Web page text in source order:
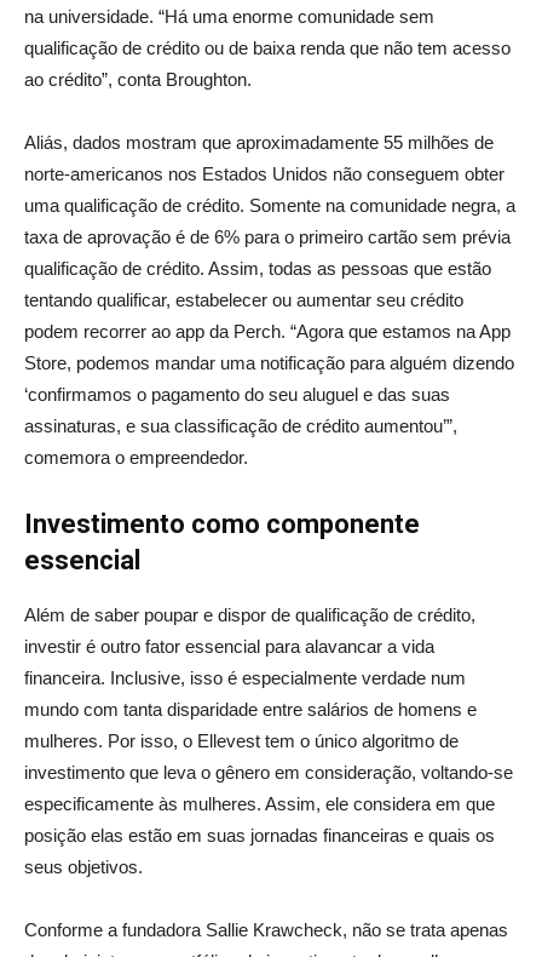
na universidade. “Há uma enorme comunidade sem
qualificação de crédito ou de baixa renda que não tem acesso
ao crédito”, conta Broughton.
Aliás, dados mostram que aproximadamente 55 milhões de
norte-americanos nos Estados Unidos não conseguem obter
uma qualificação de crédito. Somente na comunidade negra, a
taxa de aprovação é de 6% para o primeiro cartão sem prévia
qualificação de crédito. Assim, todas as pessoas que estão
tentando qualificar, estabelecer ou aumentar seu crédito
podem recorrer ao app da Perch. “Agora que estamos na App
Store, podemos mandar uma notificação para alguém dizendo
‘confirmamos o pagamento do seu aluguel e das suas
assinaturas, e sua classificação de crédito aumentou’”,
comemora o empreendedor.
Investimento como componente
essencial
Além de saber poupar e dispor de qualificação de crédito,
investir é outro fator essencial para alavancar a vida
financeira. Inclusive, isso é especialmente verdade num
mundo com tanta disparidade entre salários de homens e
mulheres. Por isso, o Ellevest tem o único algoritmo de
investimento que leva o gênero em consideração, voltando-se
especificamente às mulheres. Assim, ele considera em que
posição elas estão em suas jornadas financeiras e quais os
seus objetivos.
Conforme a fundadora Sallie Krawcheck, não se trata apenas